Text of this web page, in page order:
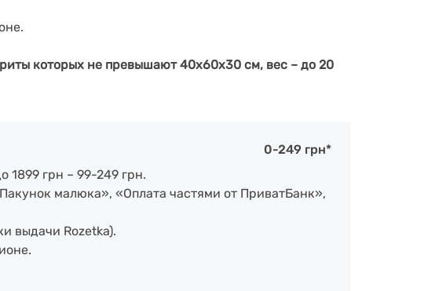
которых не превышают 40х60х30 см, вес – до 20
0-249 грн*
1899 грн – 99-249 грн.
малюка», «Оплата частями от ПриватБанк»,
выдачи Rozetka).